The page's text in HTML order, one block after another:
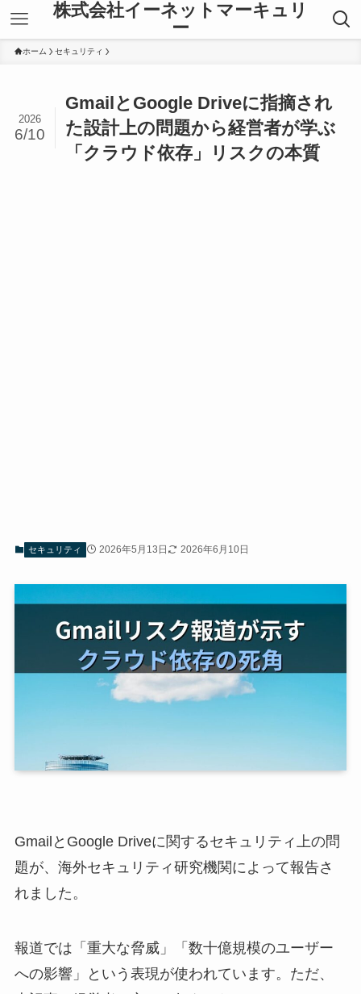
株式会社イーネットマーキュリ
ー
ホーム セキュリティ
GmailとGoogle Driveに指摘され
た設計上の問題から経営者が学ぶ
「クラウド依存」リスクの本質
2026
6/10
セキュリティ 2026年5月13日 2026年6月10日
GmailとGoogle Driveに関するセキュリティ上の問
題が、海外セキュリティ研究機関によって報告さ
れました。
報道では「重大な脅威」「数十億規模のユーザー
への影響」という表現が使われています。ただ、